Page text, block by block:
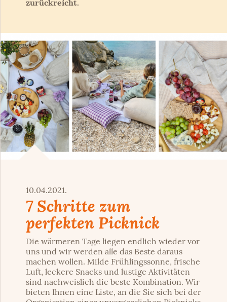
zurückreicht.
10.04.2021.
7 Schritte zum
perfekten Picknick
Die wärmeren Tage liegen endlich wieder vor
uns und wir werden alle das Beste daraus
machen wollen. Milde Frühlingssonne, frische
Luft, leckere Snacks und lustige Aktivitäten
sind nachweislich die beste Kombination. Wir
bieten Ihnen eine Liste, an die Sie sich bei der